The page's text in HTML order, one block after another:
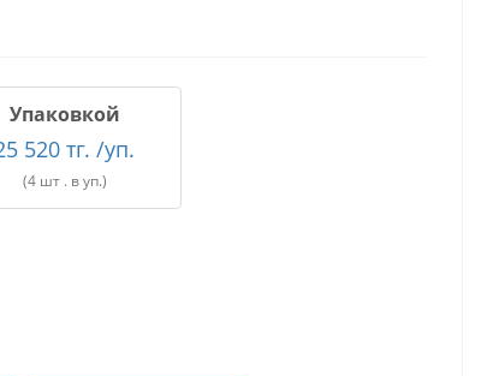
Упаковкой
520 тг. /уп.
(4 шт . в уп.)